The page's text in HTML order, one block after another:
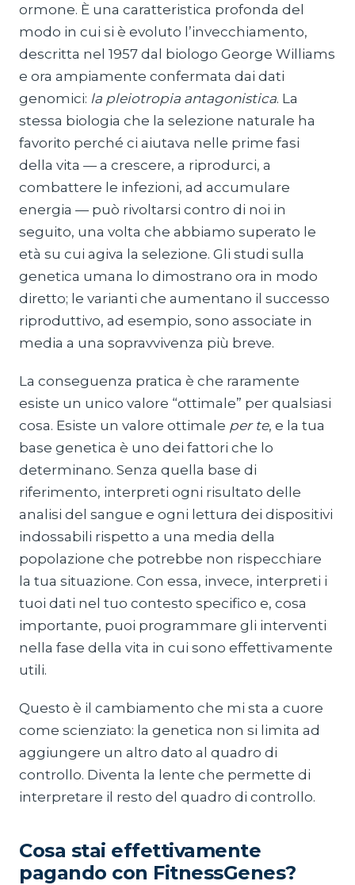
ormone. È una caratteristica profonda del
modo in cui si è evoluto l’invecchiamento,
descritta nel 1957 dal biologo George Williams
e ora ampiamente confermata dai dati
genomici: la pleiotropia antagonistica. La
stessa biologia che la selezione naturale ha
favorito perché ci aiutava nelle prime fasi
della vita — a crescere, a riprodurci, a
combattere le infezioni, ad accumulare
energia — può rivoltarsi contro di noi in
seguito, una volta che abbiamo superato le
età su cui agiva la selezione. Gli studi sulla
genetica umana lo dimostrano ora in modo
diretto; le varianti che aumentano il successo
riproduttivo, ad esempio, sono associate in
media a una sopravvivenza più breve.
La conseguenza pratica è che raramente
esiste un unico valore “ottimale” per qualsiasi
cosa. Esiste un valore ottimale per te, e la tua
base genetica è uno dei fattori che lo
determinano. Senza quella base di
riferimento, interpreti ogni risultato delle
analisi del sangue e ogni lettura dei dispositivi
indossabili rispetto a una media della
popolazione che potrebbe non rispecchiare
la tua situazione. Con essa, invece, interpreti i
tuoi dati nel tuo contesto specifico e, cosa
importante, puoi programmare gli interventi
nella fase della vita in cui sono effettivamente
utili.
Questo è il cambiamento che mi sta a cuore
come scienziato: la genetica non si limita ad
aggiungere un altro dato al quadro di
controllo. Diventa la lente che permette di
interpretare il resto del quadro di controllo.
Cosa stai effettivamente
pagando con FitnessGenes?